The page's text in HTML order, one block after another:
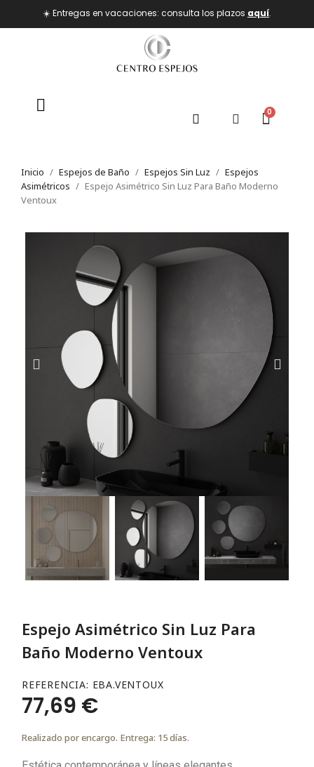
☀️ Entregas en vacaciones: consulta los plazos aquí.
Inicio Espejos de Baño Espejos Sin Luz
Espejos
Asimétricos
Espejo Asimétrico Sin Luz Para Baño Moderno
Ventoux
Espejo Asimétrico Sin Luz Para
Baño Moderno Ventoux
REFERENCIA EBA.VENTOUX
77,69 €
Realizado por encargo. Entrega: 15 días.